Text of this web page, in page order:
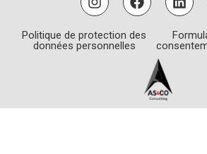
Politique de protection des
données personnelles